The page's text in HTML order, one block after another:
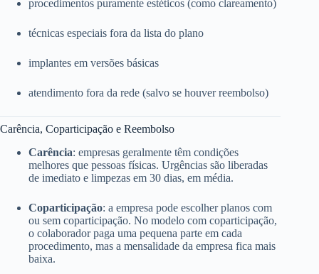
procedimentos puramente estéticos (como clareamento)
técnicas especiais fora da lista do plano
implantes em versões básicas
atendimento fora da rede (salvo se houver reembolso)
Carência, Coparticipação e Reembolso
Carência: empresas geralmente têm condições
melhores que pessoas físicas. Urgências são liberadas
de imediato e limpezas em 30 dias, em média.
Coparticipação: a empresa pode escolher planos com
ou sem coparticipação. No modelo com coparticipação,
o colaborador paga uma pequena parte em cada
procedimento, mas a mensalidade da empresa fica mais
baixa.